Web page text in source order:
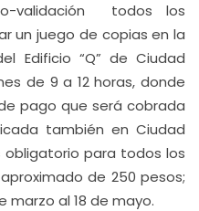
validación todos los
un juego de copias en la
Edificio “Q” de Ciudad
de 9 a 12 horas, donde
pago que será cobrada
también en Ciudad
obligatorio para todos los
de 250 pesos;
al 18 de mayo.